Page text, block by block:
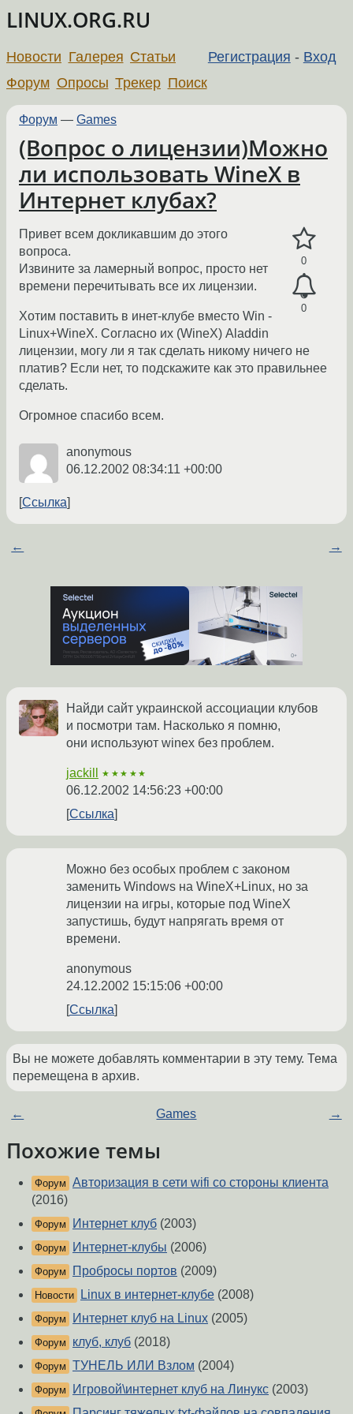
LINUX.ORG.RU
Регистрация - Вход
Новости Галерея Статьи
Форум Опросы Трекер Поиск
Форум — Games
(Вопрос о лицензии)Можно
ли использовать WineX в
Интернет клубах?
0
0
Привет всем докликавшим до этого
вопроса.
Извините за ламерный вопрос, просто нет
времени перечитывать все их лицензии.
Хотим поставить в инет-клубе вместо Win -
Linux+WineX. Согласно их (WineX) Aladdin
лицензии, могу ли я так сделать никому ничего не
платив? Если нет, то подскажите как это правильнее
сделать.
Огромное спасибо всем.
anonymous
06.12.2002 08:34:11 +00:00
Ссылка
← →
Найди сайт украинской ассоциации клубов
и посмотри там. Насколько я помню,
они используют winex без проблем.
jackill ★★★★★
06.12.2002 14:56:23 +00:00
Ссылка
Можно без особых проблем с законом
заменить Windows на WineX+Linux, но за
лицензии на игры, которые под WineX
запустишь, будут напрягать время от
времени.
anonymous
24.12.2002 15:15:06 +00:00
Ссылка
Вы не можете добавлять комментарии в эту тему. Тема
перемещена в архив.
← Games →
Похожие темы
Форум Авторизация в сети wifi со стороны клиента
(2016)
Форум Интернет клуб (2003)
Форум Интернет-клубы (2006)
Форум Пробросы портов (2009)
Новости Linux в интернет-клубе (2008)
Форум Интернет клуб на Linux (2005)
Форум клуб, клуб (2018)
Форум ТУНЕЛЬ ИЛИ Взлом (2004)
Форум Игровой\интернет клуб на Линукс (2003)